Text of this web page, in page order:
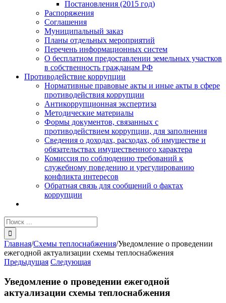
Постановления (2015 год)
Распоряжения
Соглашения
Муниципальный заказ
Планы отдельных мероприятий
Перечень информационных систем
О бесплатном предоставлении земельных участков
в собственность гражданам РФ
Противодействие коррупции
Нормативные правовые акты и иные акты в сфере
противодействия коррупции
Антикоррупционная экспертиза
Методические материалы
Формы документов, связанных с
противодействием коррупции, для заполнения
Сведения о доходах, расходах, об имуществе и
обязательствах имущественного характера
Комиссия по соблюдению требований к
служебному поведению и урегулированию
конфликта интересов
Обратная связь для сообщений о фактах
коррупции
Результат
поиска:
Главная/Схемы теплоснабжения/Уведомление о проведении
ежегодной актуализации схемы теплоснабжения
Предыдущая Следующая
Уведомление о проведении ежегодной
актуализации схемы теплоснабжения